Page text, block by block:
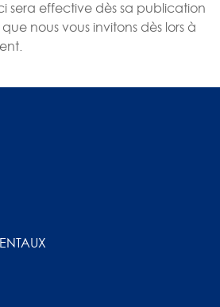
sera effective dès sa publication
nous vous invitons dès lors à